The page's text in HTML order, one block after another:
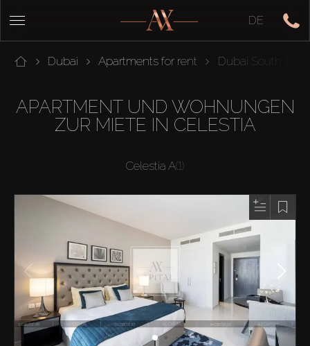
DE
Dubai Apartments for rent Dubai South
APARTMENT UND WOHNUNGEN
ZUR MIETE IN CELESTIA
Celestia A(1)